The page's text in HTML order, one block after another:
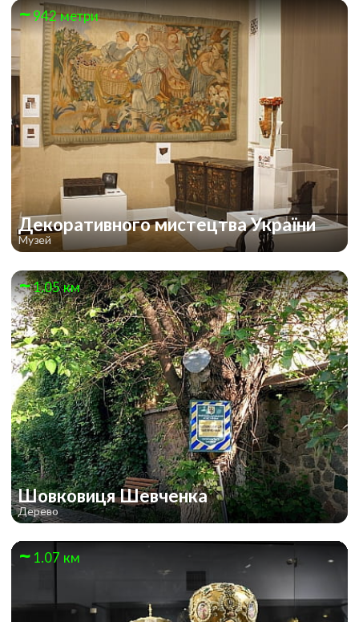
942 метри
Декоративного мистецтва України
Музей
1.05 км
Шовковиця Шевченка
Дерево
1.07 км